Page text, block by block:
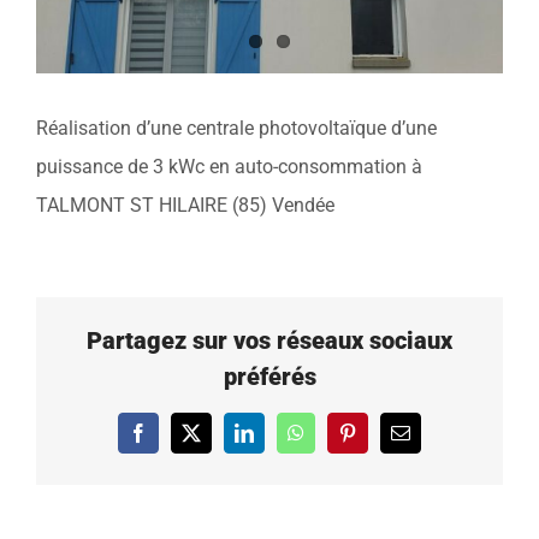
Réalisation d’une centrale photovoltaïque d’une
puissance de 3 kWc en auto-consommation à
TALMONT ST HILAIRE (85) Vendée
Partagez sur vos réseaux sociaux
préférés
Facebook
X LinkedInWhatsAppPinterestEmail